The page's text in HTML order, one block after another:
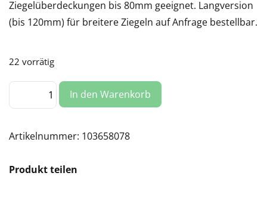
Ziegelüberdeckungen bis 80mm geeignet. Langversion
(bis 120mm) für breitere Ziegeln auf Anfrage bestellbar.
22 vorrätig
Ziegeldachhaken
M10
Menge
In den Warenkorb
Artikelnummer: 103658078
Produkt teilen